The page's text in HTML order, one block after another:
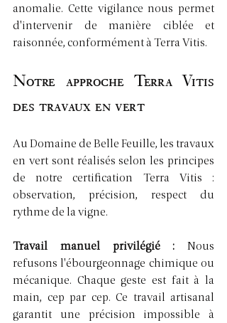
anomalie. Cette vigilance nous permet
d'intervenir de manière ciblée et
raisonnée, conformément à Terra Vitis.
Notre approche Terra Vitis
des travaux en vert
Au Domaine de Belle Feuille, les travaux
en vert sont réalisés selon les principes
de notre certification Terra Vitis :
observation, précision, respect du
rythme de la vigne.
Travail manuel privilégié : Nous
refusons l'ébourgeonnage chimique ou
mécanique. Chaque geste est fait à la
main, cep par cep. Ce travail artisanal
garantit une précision impossible à